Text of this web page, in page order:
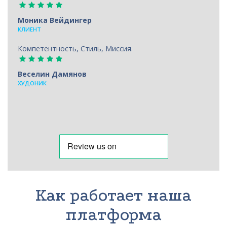
Моника Вейдингер
КЛИЕНТ
Компетентность, Стиль, Миссия.
Веселин Дамянов
ХУДОНИК
Как работает наша
платформа